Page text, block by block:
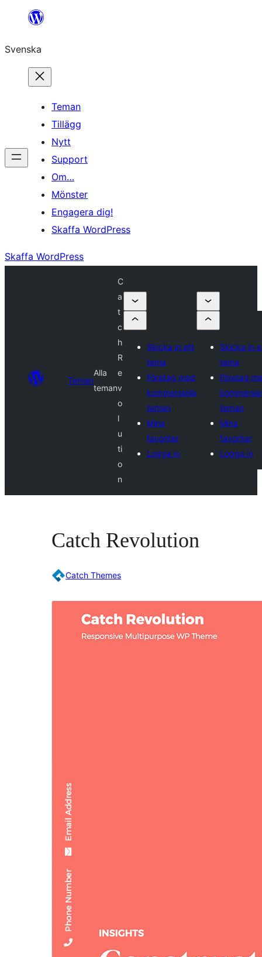
Hoppa
innehåll
Svenska
Teman
Tillägg
Nytt
Support
Om…
Mönster
Engagera dig!
Skaffa WordPress
Skaffa WordPress
Teman
Alla
teman
C
a
t
c
h
R
e
v
o
l
u
ti
o
n
Skicka in ett
tema
Företag med
kommersiella
teman
Mina
favoriter
Logga in
Skicka in
tema
Företag
teman
Mina
favoriter
Logga in
Catch Revolution
Catch Themes